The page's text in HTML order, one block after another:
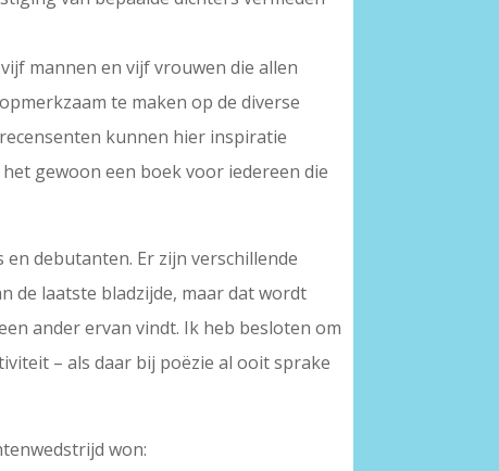
mannen en vijf vrouwen die allen
te maken op de diverse
kunnen hier inspiratie
gewoon een boek voor iedereen die
debutanten. Er zijn verschillende
de laatste bladzijde, maar dat wordt
ander ervan vindt. Ik heb besloten om
– als daar bij poëzie al ooit sprake
won: